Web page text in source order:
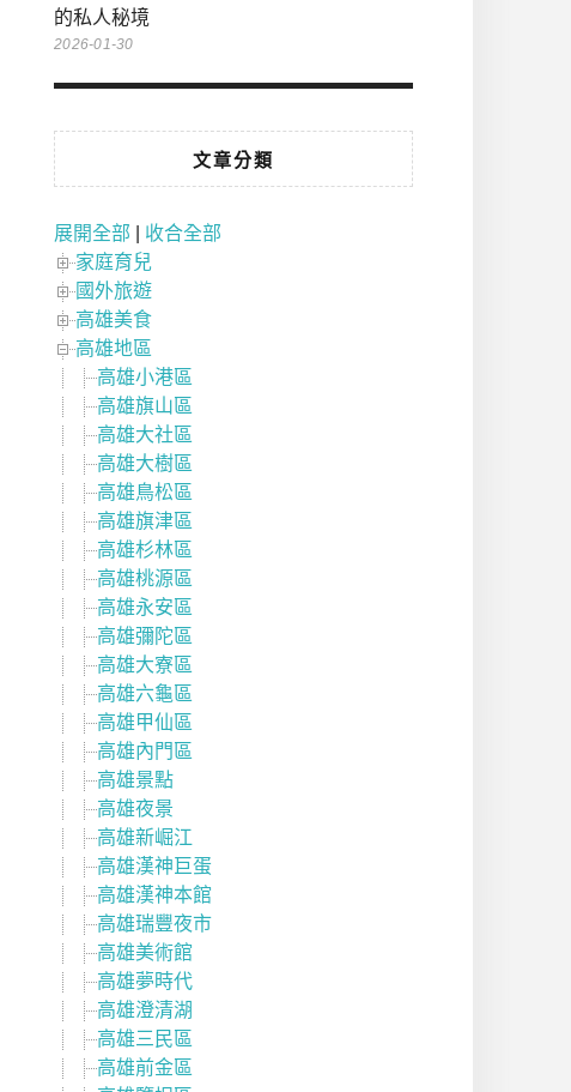
的私人秘境
2026-01-30
文章分類
展開全部
收合全部
家庭育兒
國外旅遊
高雄美食
高雄地區
高雄小港區
高雄旗山區
高雄大社區
高雄大樹區
高雄鳥松區
高雄旗津區
高雄杉林區
高雄桃源區
高雄永安區
高雄彌陀區
高雄大寮區
高雄六龜區
高雄甲仙區
高雄內門區
高雄景點
高雄夜景
高雄新崛江
高雄漢神巨蛋
高雄漢神本館
高雄瑞豐夜市
高雄美術館
高雄夢時代
高雄澄清湖
高雄三民區
高雄前金區